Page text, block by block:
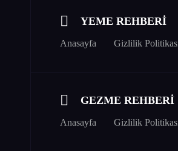
YEME REHBERİ
Anasayfa Gizlilik
GEZME REHBERİ
Anasayfa Gizlilik